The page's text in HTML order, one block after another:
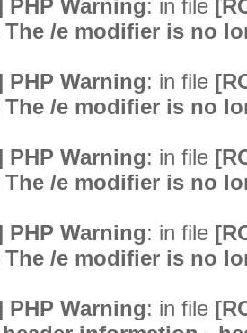
Warning: in file
The /e modifier is no
Warning: in file
The /e modifier is no
Warning: in file
The /e modifier is no
Warning: in file
The /e modifier is no
Warning: in file